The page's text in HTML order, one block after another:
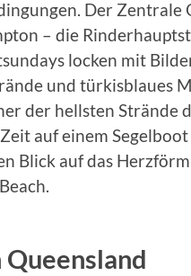
Der
– die
locken mit
und türkisblaues
der hellsten Strände
auf einem
Blick auf das